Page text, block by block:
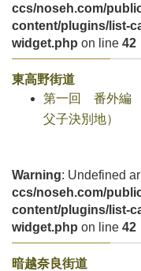
ccs/noseh.com/
content/plugins/list-
widget.php on line 42
東高野街道
第一回 番外編
父子決別地）
Warning: Undefined
ccs/noseh.com/
content/plugins/list-
widget.php on line 42
暗越奈良街道